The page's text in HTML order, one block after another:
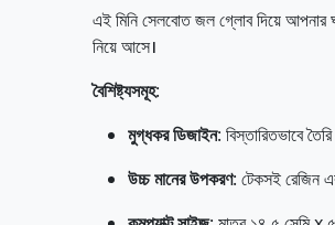
এই মিনি সেলবোত জল গ্লোব দিয়ে আপনার
নিয়ে আসে।
বৈশিষ্ট্যসমূহ:
মুগ্ধকর ডিজাইন: বিস্তারিতভাবে
উচ্চ মানের উপকরণ: টেকসই রেজিন